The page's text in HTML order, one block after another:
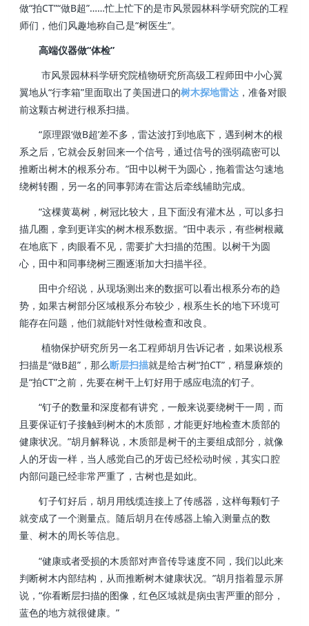
做“拍CT”“做B超”……忙上忙下的是市风景园林科学研究院的工程
师们，他们风趣地称自己是“树医生”。
高端仪器做“体检”
市风景园林科学研究院植物研究所高级工程师田中小心翼
翼地从“行李箱”里面取出了美国进口的树木探地雷达 ，准备对眼
前这颗古树进行根系扫描。
“原理跟‘做B超’差不多，雷达波打到地底下，遇到树木的根
系之后，它就会反射回来一个信号，通过信号的强弱疏密可以
推断出树木的根系分布。”田中以树干为圆心，拖着雷达匀速地
绕树转圈，另一名的同事郭涛在雷达后牵线辅助完成。
“这棵黄葛树，树冠比较大，且下面没有灌木丛，可以多扫
描几圈，拿到更详实的树木根系数据。”田中表示，有些树根藏
在地底下，肉眼看不见，需要扩大扫描的范围。以树干为圆
心，田中和同事绕树三圈逐渐加大扫描半径。
田中介绍说，从现场测出来的数据可以看出根系分布的趋
势，如果古树部分区域根系分布较少，根系生长的地下环境可
能存在问题，他们就能针对性做检查和改良。
植物保护研究所另一名工程师胡月告诉记者，如果说根系
扫描是“做B超”，那么断层扫描就是给古树“拍CT”，稍显麻烦的
是“拍CT”之前，先要在树干上钉好用于感应电流的钉子。
“钉子的数量和深度都有讲究，一般来说要绕树干一周，而
且要保证钉子接触到树木的木质部，才能更好地检查木质部的
健康状况。”胡月解释说，木质部是树干的主要组成部分，就像
人的牙齿一样，当人感觉自己的牙齿已经松动时候，其实口腔
内部问题已经非常严重了，古树也是如此。
钉子钉好后，胡月用线缆连接上了传感器，这样每颗钉子
就变成了一个测量点。随后胡月在传感器上输入测量点的数
量、树木的周长等信息。
“健康或者受损的木质部对声音传导速度不同，我们以此来
判断树木内部结构，从而推断树木健康状况。”胡月指着显示屏
说，“你看断层扫描的图像，红色区域就是病虫害严重的部分，
蓝色的地方就很健康。”